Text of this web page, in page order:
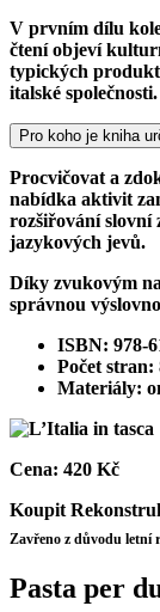
V prvním dílu
čtení objeví
typických
italské společnosti.
Pro koho je kniha
Procvičovat a
nabídka aktivit
rozšiřování slovní
jazykových jevů.
Díky zvukovým
správnou
ISBN: 978-
Počet stran:
Materiály:
Cena: 420 Kč
Koupit
Zavřeno z důvodu letní
Pasta per